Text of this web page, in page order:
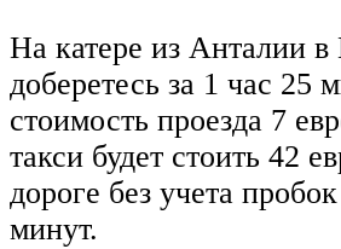
На катере из Анталии в
доберетесь за 1 час 25
стоимость проезда 7
такси будет стоить 42
дороге без учета
минут.